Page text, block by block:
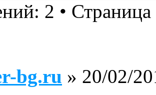
2 • Страница
bg.ru » 20/02/